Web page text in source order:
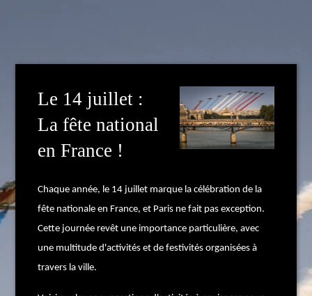
Le 14 juillet :
La fête national
en France !
Chaque année, le 14 juillet marque la célébration de la
fête nationale en France, et Paris ne fait pas exception.
Cette journée revêt une importance particulière, avec
une multitude d'activités et de festivités organisées à
travers la ville.